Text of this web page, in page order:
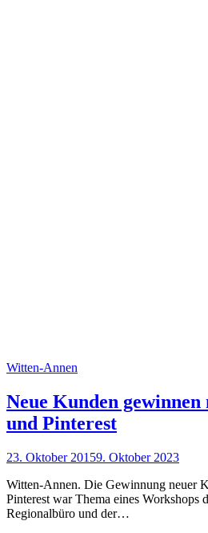
Witten-Annen
Neue Kunden
und Pinterest
23. Oktober 20159. Oktober 2023
Witten-Annen. Die Gewinnung neuer
Pinterest war Thema eines Workshops
Regionalbüro und der…